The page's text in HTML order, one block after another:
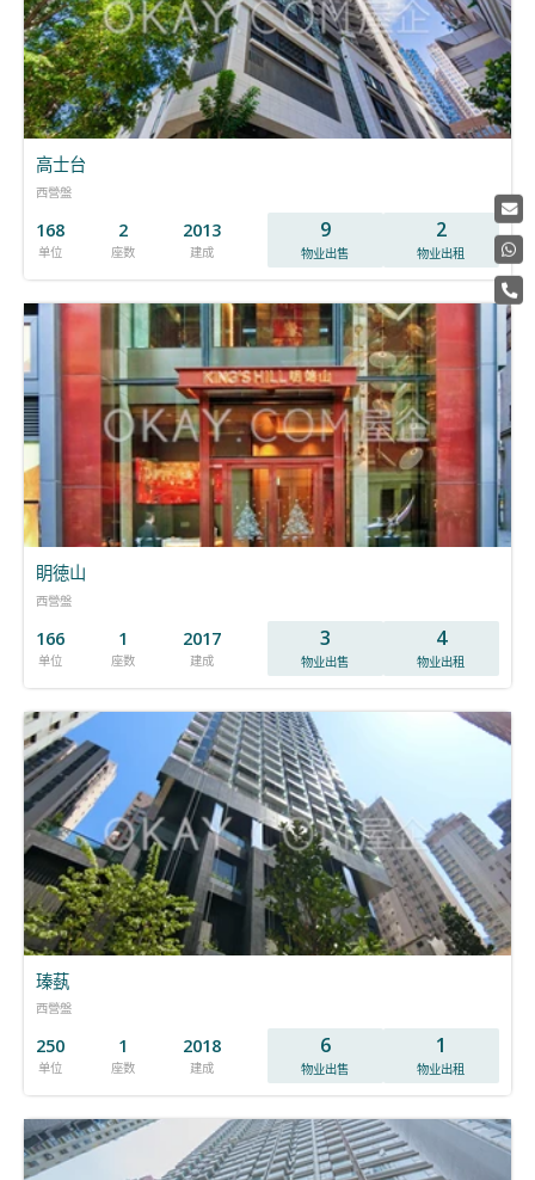
高士台
西營盤
168
单位
2
座数
2013
建成
9
物业出售
2
物业出租
眀徳山
西營盤
166
单位
1
座数
2017
建成
3
物业出售
4
物业出租
瑧蓺
西營盤
250
单位
1
座数
2018
建成
6
物业出售
1
物业出租